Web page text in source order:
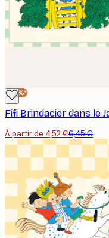
-30%*
À partir de 4,52 €6,45 €